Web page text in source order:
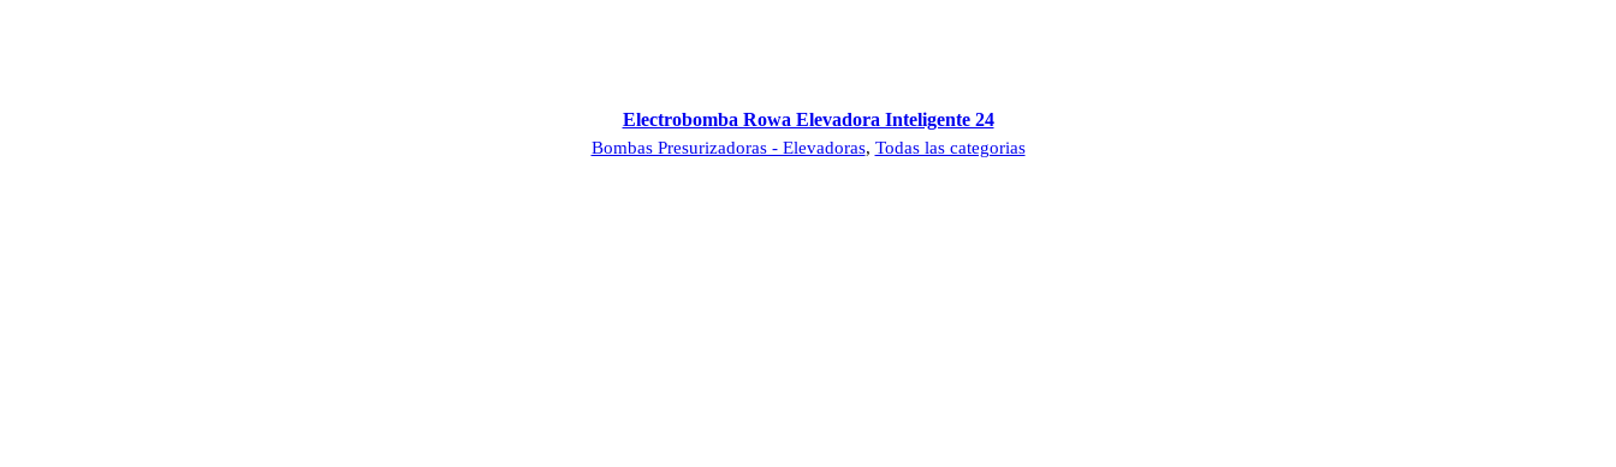
Electrobomba Rowa Elevadora Inteligente 24
Bombas Presurizadoras - Elevadoras, Todas las categorias